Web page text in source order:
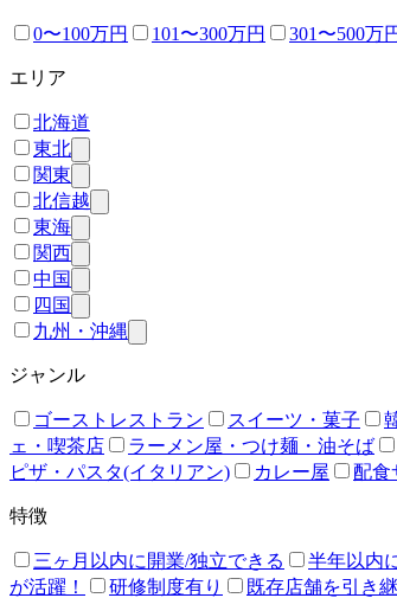
0〜100万円 101〜300万円 301〜500万
エリア
北海道
東北
関東
北信越
東海
関西
中国
四国
九州・沖縄
ジャンル
ゴーストレストラン スイーツ・菓子
ェ・喫茶店
ラーメン屋・つけ麺・油そば
ピザ・パスタ(イタリアン)
カレー屋 配食
特徴
三ヶ月以内に開業/独立できる 半年以内
が活躍！
研修制度有り 既存店舗を引き